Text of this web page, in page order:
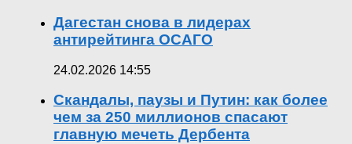
Дагестан снова в лидерах
антирейтинга ОСАГО
24.02.2026 14:55
Скандалы, паузы и Путин: как более
чем за 250 миллионов спасают
главную мечеть Дербента